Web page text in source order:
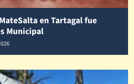
en Tartagal fue
Municipal